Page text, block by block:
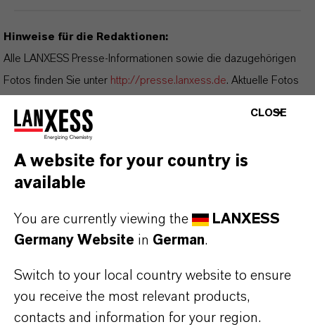
Hinweise für die Redaktionen:
Alle LANXESS Presse-Informationen sowie die dazugehörigen
Fotos finden Sie unter http://presse.lanxess.de. Aktuelle Fotos
Ihnen zur Verfügung unter:
Weitere Informationen rund um die Chemie von LANXESS finden
Sie unter https://lanxess.com/de-DE/Presse/Storys
FOLLOW US
LinkedIn
X (Twitter)
CLOSE
A website for your country is
available
You are currently viewing the
LANXESS
Germany Website in German.
Switch to your local country website to ensure
you receive the most relevant products,
contacts and information for your region.